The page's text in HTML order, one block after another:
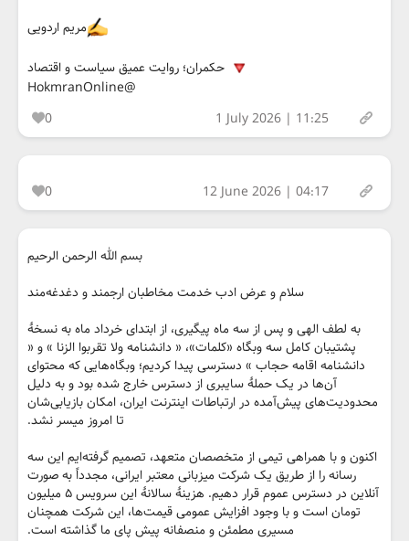
مریم اردویی
حکمران؛ روایت عمیق سیاست و اقتصاد
@HokmranOnline
0
1 July 2026 | 11:25
0 12 June 2026 | 04:17
بسم الله الرحمن الرحیم
سلام و عرض ادب خدمت مخاطبان ارجمند و دغدغه‌مند
به لطف الهی و پس از سه ماه پیگیری، از ابتدای خرداد ماه به نسخهٔ
پشتیبان کامل سه وبگاه «کلمات»، « دانشنامه ولا تقربوا الزنا » و «
دانشنامه اقامه حجاب » دسترسی پیدا کردیم؛ وبگاه‌هایی که محتوای
آن‌ها در یک حملهٔ سایبری از دسترس خارج شده بود و به دلیل
محدودیت‌های پیش‌آمده در ارتباطات اینترنت ایران، امکان بازیابی‌شان
تا امروز میسر نشد.
اکنون و با همراهی تیمی از متخصصان متعهد، تصمیم گرفته‌ایم این سه
رسانه را از طریق یک شرکت میزبانی معتبر ایرانی، مجدداً به صورت
آنلاین در دسترس عموم قرار دهیم. هزینهٔ سالانهٔ این سرویس ۵ میلیون
تومان است و با وجود افزایش عمومی قیمت‌ها، این شرکت همچنان
مسیری مطمئن و منصفانه پیش پای ما گذاشته است.